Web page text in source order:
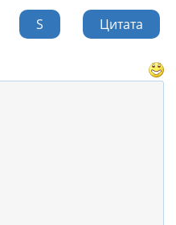
S
Цитата